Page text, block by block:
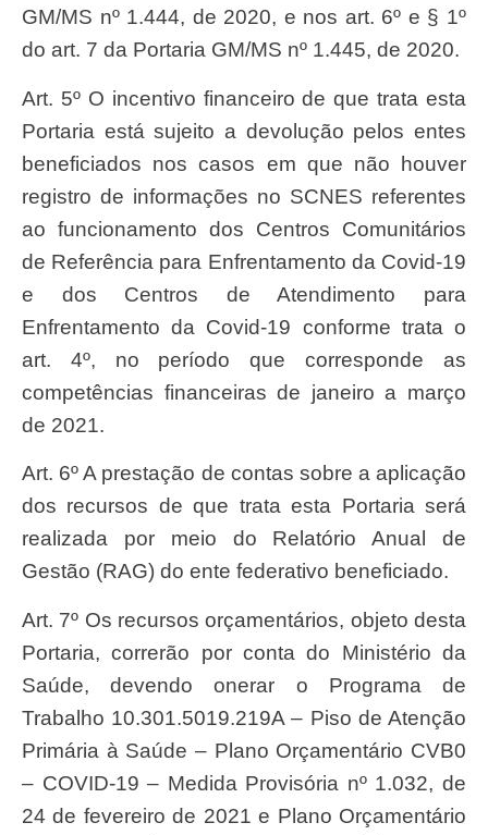
GM/MS nº 1.444, de 2020, e nos art. 6º e § 1º
do art. 7 da Portaria GM/MS nº 1.445, de 2020.
Art. 5º O incentivo financeiro de que trata esta
Portaria está sujeito a devolução pelos entes
beneficiados nos casos em que não houver
registro de informações no SCNES referentes
ao funcionamento dos Centros Comunitários
de Referência para Enfrentamento da Covid-19
e dos Centros de Atendimento para
Enfrentamento da Covid-19 conforme trata o
art. 4º, no período que corresponde as
competências financeiras de janeiro a março
de 2021.
Art. 6º A prestação de contas sobre a aplicação
dos recursos de que trata esta Portaria será
realizada por meio do Relatório Anual de
Gestão (RAG) do ente federativo beneficiado.
Art. 7º Os recursos orçamentários, objeto desta
Portaria, correrão por conta do Ministério da
Saúde, devendo onerar o Programa de
Trabalho 10.301.5019.219A – Piso de Atenção
Primária à Saúde – Plano Orçamentário CVB0
– COVID-19 – Medida Provisória nº 1.032, de
24 de fevereiro de 2021 e Plano Orçamentário